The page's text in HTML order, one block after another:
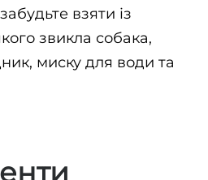
взяти із
звикла собака,
миску для води та